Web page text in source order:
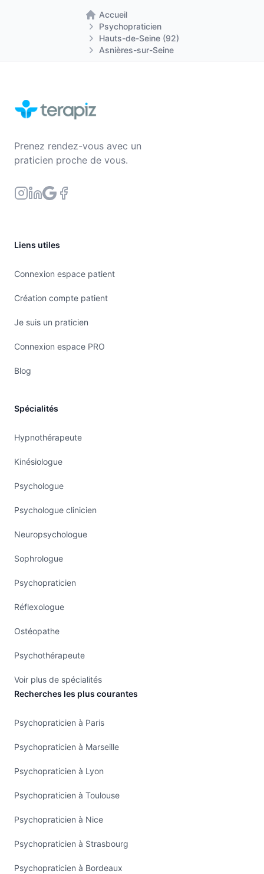
Accueil
Retour à la page d'accueil
Psychopraticien
Hauts-de-Seine (92)
Asnières-sur-Seine
Prenez rendez-vous avec un
praticien proche de vous.
Liens utiles
Connexion espace patient
Création compte patient
Je suis un praticien
Connexion espace PRO
Blog
Spécialités
Hypnothérapeute
Kinésiologue
Psychologue
Psychologue clinicien
Neuropsychologue
Sophrologue
Psychopraticien
Réflexologue
Ostéopathe
Psychothérapeute
Voir plus de spécialités
Recherches les plus courantes
Psychopraticien à Paris
Psychopraticien à Marseille
Psychopraticien à Lyon
Psychopraticien à Toulouse
Psychopraticien à Nice
Psychopraticien à Strasbourg
Psychopraticien à Bordeaux